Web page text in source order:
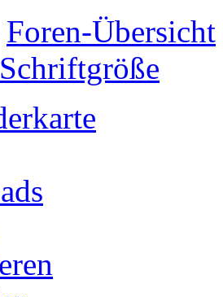
Foren-Übersicht